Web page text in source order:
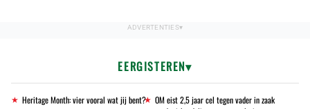
EERGISTEREN
Heritage Month: vier vooral wat jij bent?
OM eist 2,5 jaar cel tegen vader in zaak